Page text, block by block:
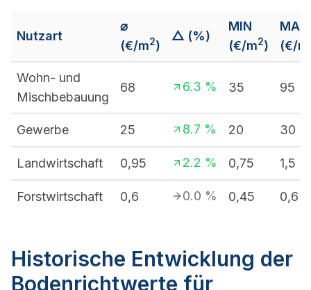
Nutzart
⌀
(€/m2)
△ (%)
MIN
(€/m2)
MAX
(€/m
Wohn- und
Mischbebauung
68 6.3 % 35 95
Gewerbe 25 8.7 % 20 30
Landwirtschaft 0,95 2.2 % 0,75 1,5
Forstwirtschaft 0,6 0.0 % 0,45 0,6
Historische Entwicklung der
Bodenrichtwerte für